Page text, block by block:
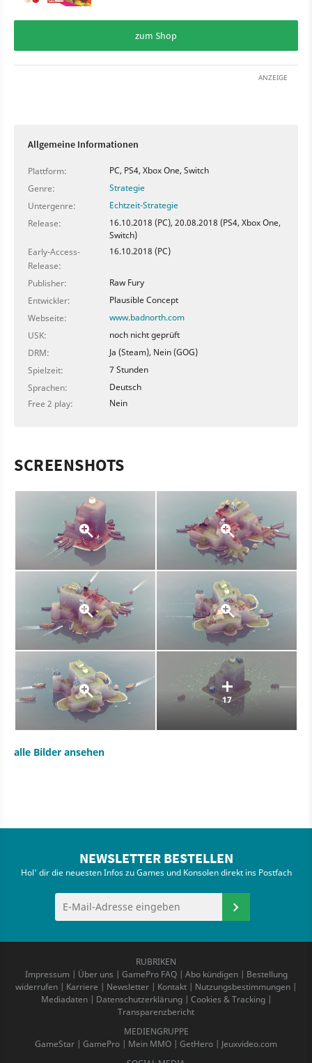
zum Shop
ANZEIGE
Allgemeine Informationen
Plattform:
PC, PS4, Xbox One, Switch
Genre:
Strategie
Untergenre:
Echtzeit-Strategie
Release:
16.10.2018 (PC), 20.08.2018 (PS4, Xbox One,
Switch)
Early-Access-
Release:
16.10.2018 (PC)
Publisher:
Raw Fury
Entwickler:
Plausible Concept
Webseite:
www.badnorth.com
USK:
noch nicht geprüft
DRM:
Ja (Steam), Nein (GOG)
Spielzeit:
7 Stunden
Sprachen:
Deutsch
Free 2 play:
Nein
SCREENSHOTS
17
alle Bilder ansehen
NEWSLETTER BESTELLEN
Hol' dir die neuesten Infos zu Games und Konsolen direkt ins Postfach
RUBRIKEN
Impressum| Über uns | GamePro FAQ| Abo kündigen| Bestellung
widerrufen | Karriere | Newsletter | Kontakt | Nutzungsbestimmungen |
Mediadaten| Datenschutzerklärung| Cookies & Tracking|
Transparenzbericht
MEDIENGRUPPE
GameStar | GamePro | Mein MMO | GetHero | Jeuxvideo.com